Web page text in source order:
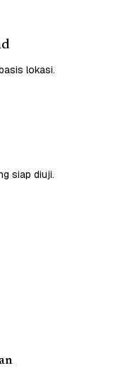
lokasi.
siap diuji.